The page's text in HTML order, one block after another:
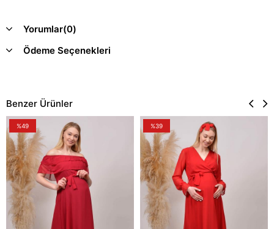
Yorumlar(0)
Ödeme Seçenekleri
Benzer Ürünler
%49 %39